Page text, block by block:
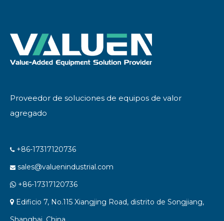
Proveedor de soluciones de equipos de valor
agregado
 +86-17317120736
 sales@valuenindustrial.com
 +86-17317120736
 Edificio 7, No.115 Xiangjing Road, distrito de Songjiang,